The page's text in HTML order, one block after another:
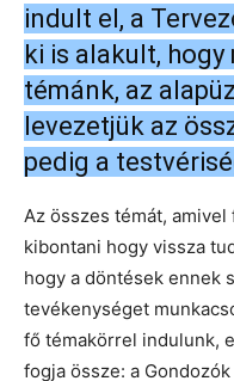
indult el, a
ki is alakult,
témánk, az
levezetjük az
pedig a
Az összes témát,
kibontani hogy vissza
hogy a döntések ennek
tevékenységet
fő témakörrel indulunk,
fogja össze: a